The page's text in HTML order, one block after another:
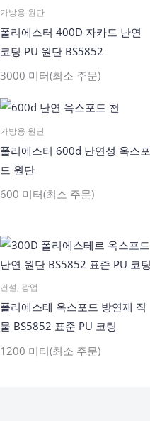
가방용 원단
폴리에스터 400D 자카드 난연
코팅 PU 원단 BS5852
3000 미터(최소 주문)
가방용 원단
폴리에스터 600d 난연성 옥스포
드 원단
600 미터(최소 주문)
건설, 광업
폴리에스테 옥스포드 방연제 직
물 BS5852 표준 PU 코팅
1200 미터(최소 주문)